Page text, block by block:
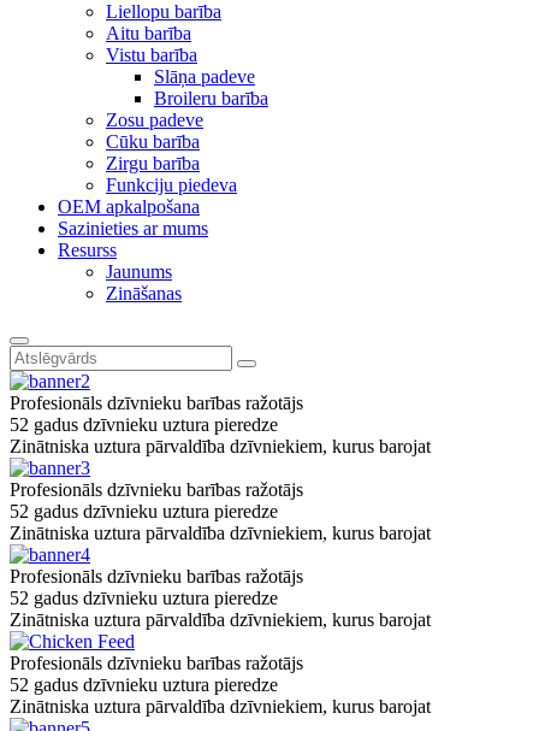
Liellopu barība
Aitu barība
Vistu barība
Slāņa padeve
Broileru barība
Zosu padeve
Cūku barība
Zirgu barība
Funkciju piedeva
OEM apkalpošana
Sazinieties ar mums
Resurss
Jaunums
Zināšanas
Profesionāls dzīvnieku barības ražotājs
52 gadus dzīvnieku uztura pieredze
Zinātniska uztura pārvaldība dzīvniekiem, kurus barojat
Profesionāls dzīvnieku barības ražotājs
52 gadus dzīvnieku uztura pieredze
Zinātniska uztura pārvaldība dzīvniekiem, kurus barojat
Profesionāls dzīvnieku barības ražotājs
52 gadus dzīvnieku uztura pieredze
Zinātniska uztura pārvaldība dzīvniekiem, kurus barojat
Profesionāls dzīvnieku barības ražotājs
52 gadus dzīvnieku uztura pieredze
Zinātniska uztura pārvaldība dzīvniekiem, kurus barojat